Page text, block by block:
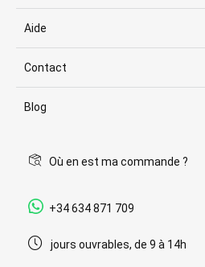
Aide
Contact
Blog
Où en est ma commande ?
+34 634 871 709
jours ouvrables, de 9 à 14h